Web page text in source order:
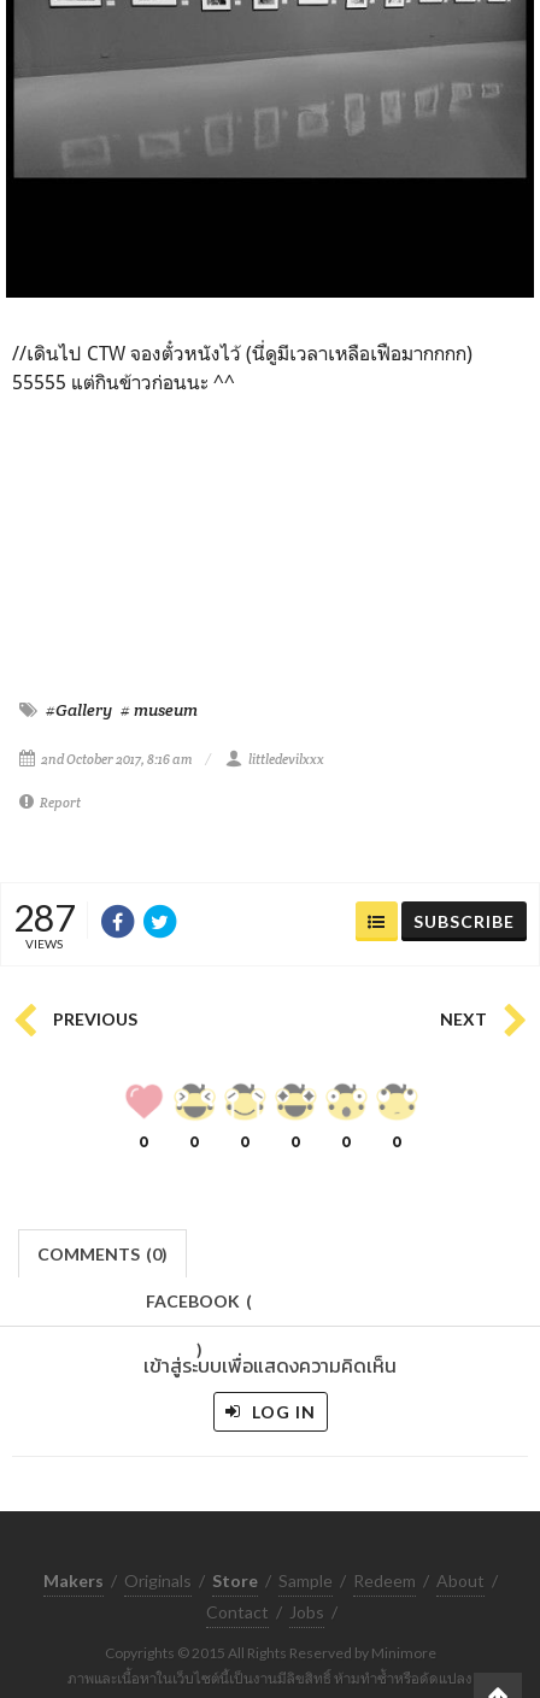
//เดินไป CTW จองตั๋วหนังไว้ (นี่ดูมีเวลาเหลือเฟือมากกกก)
55555 แต่กินข้าวก่อนนะ ^^
#Gallery # museum
2nd October 2017, 8:16 am littledevilxxx
Report
287
VIEWS
SUBSCRIBE
PREVIOUS NEXT
0 0 0 0 0 0
COMMENTS (0)
FACEBOOK (
)
เข้าสู่ระบบเพื่อแสดงความคิดเห็น
LOG IN
Makers / Originals / Store / Sample / Redeem / About /
Contact / Jobs /
Copyrights © 2015 All Rights Reserved by Minimore
ภาพและเนื้อหาในเว็บไซต์นี้เป็นงานมีลิขสิทธิ์ ห้ามทำซ้ำหรือดัดแปลง